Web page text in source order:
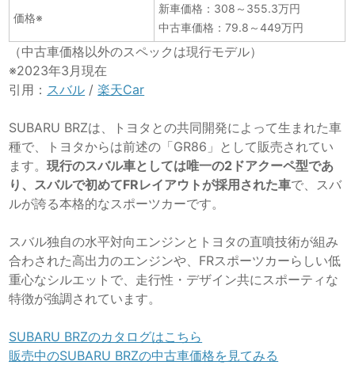
価格※
新車価格：308～355.3万円
中古車価格：79.8～449万円
（中古車価格以外のスペックは現行モデル）
※2023年3月現在
引用： スバル /楽天Car
SUBARU BRZは、トヨタとの共同開発によって生まれた車
種で、トヨタからは前述の「GR86」として販売されてい
ます。現行のスバル車としては唯一の2ドアクーペ型であ
り、スバルで初めてFRレイアウトが採用された車で、スバ
ルが誇る本格的なスポーツカーです。
スバル独自の水平対向エンジンとトヨタの直噴技術が組み
合わされた高出力のエンジンや、 FRスポーツカーらしい低
重心なシルエットで、走行性・デザイン共にスポーティな
特徴が強調されています。
SUBARU BRZのカタログはこちら
販売中のSUBARU BRZの中古車価格を見てみる